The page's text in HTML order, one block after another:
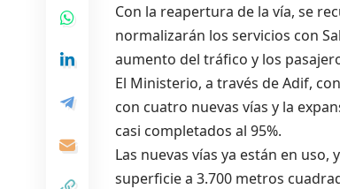
Con la reapertura de la vía, se
normalizarán los servicios con
aumento del tráfico y los
El Ministerio, a través de Adif,
con cuatro nuevas vías y la
casi completados al 95%.
Las nuevas vías ya están en
superficie a 3.700 metros